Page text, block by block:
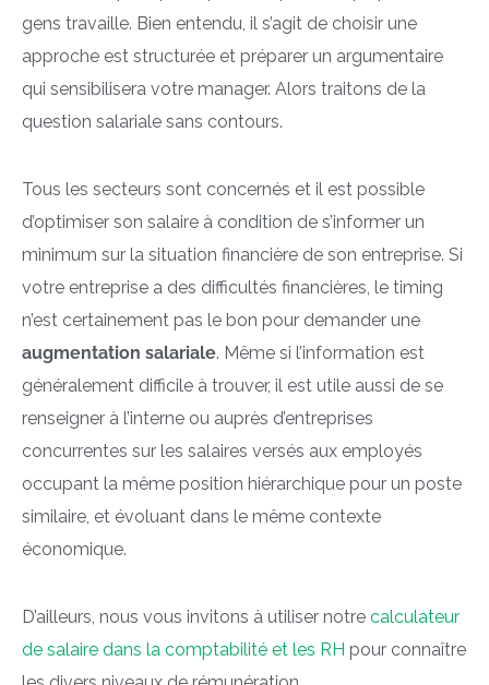
gens travaille. Bien entendu, il s’agit de choisir une
approche est structurée et préparer un argumentaire
qui sensibilisera votre manager. Alors traitons de la
question salariale sans contours.
Tous les secteurs sont concernés et il est possible
d’optimiser son salaire à condition de s’informer un
minimum sur la situation financière de son entreprise. Si
votre entreprise a des difficultés financières, le timing
n’est certainement pas le bon pour demander une
augmentation salariale. Même si l’information est
généralement difficile à trouver, il est utile aussi de se
renseigner à l’interne ou auprès d’entreprises
concurrentes sur les salaires versés aux employés
occupant la même position hiérarchique pour un poste
similaire, et évoluant dans le même contexte
économique.
D’ailleurs, nous vous invitons à utiliser notre calculateur
de salaire dans la comptabilité et les RH pour connaître